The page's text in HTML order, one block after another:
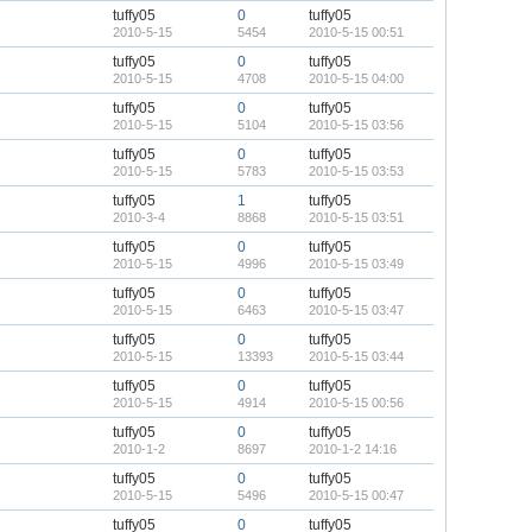
tuffy05
2010-5-15
0
5454
tuffy05
2010-5-15 00:51
tuffy05
2010-5-15
0
4708
tuffy05
2010-5-15 04:00
tuffy05
2010-5-15
0
5104
tuffy05
2010-5-15 03:56
tuffy05
2010-5-15
0
5783
tuffy05
2010-5-15 03:53
tuffy05
2010-3-4
1
8868
tuffy05
2010-5-15 03:51
tuffy05
2010-5-15
0
4996
tuffy05
2010-5-15 03:49
tuffy05
2010-5-15
0
6463
tuffy05
2010-5-15 03:47
tuffy05
2010-5-15
0
13393
tuffy05
2010-5-15 03:44
tuffy05
2010-5-15
0
4914
tuffy05
2010-5-15 00:56
tuffy05
2010-1-2
0
8697
tuffy05
2010-1-2 14:16
tuffy05
2010-5-15
0
5496
tuffy05
2010-5-15 00:47
tuffy05 0 tuffy05